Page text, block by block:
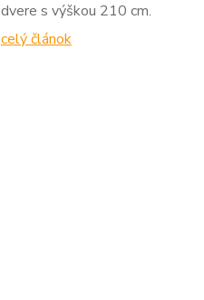
dvere s výškou 210 cm.
celý článok